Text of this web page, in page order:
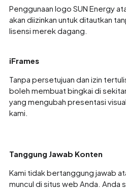
Penggunaan logo SUN Energy
akan diizinkan untuk ditautkan
lisensi merek dagang.
iFrames
Tanpa persetujuan dan izin
boleh membuat bingkai di
yang mengubah presentasi
kami.
Tanggung Jawab Konten
Kami tidak bertanggung jawab
muncul di situs web Anda. Anda